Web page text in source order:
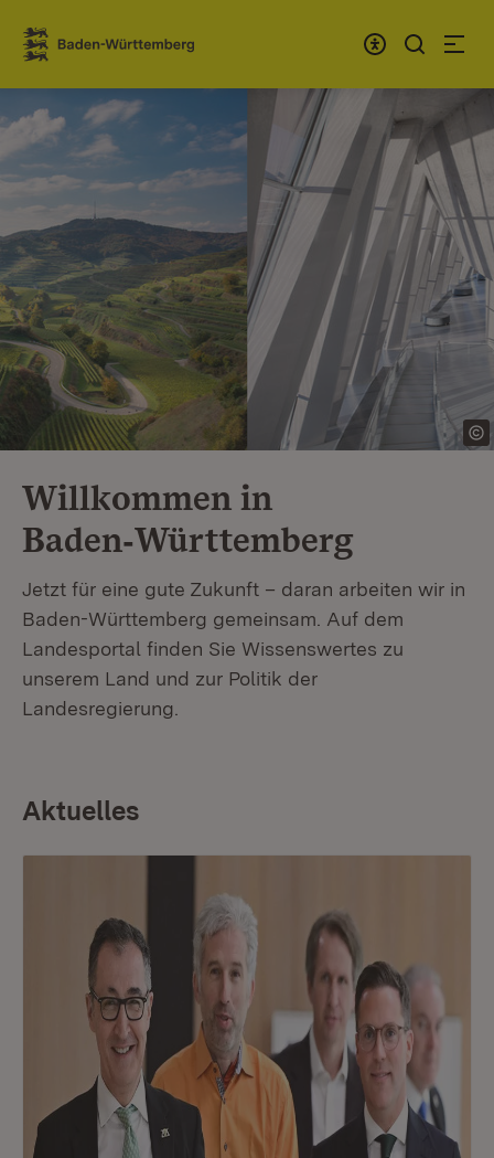
Zum Inhalt springen
Link zur Startseite
Willkommen in
Baden‑Württemberg
Jetzt für eine gute Zukunft – daran arbeiten wir in
Baden-Württemberg gemeinsam. Auf dem
Landesportal finden Sie Wissenswertes zu
unserem Land und zur Politik der
Landesregierung.
Aktuelles